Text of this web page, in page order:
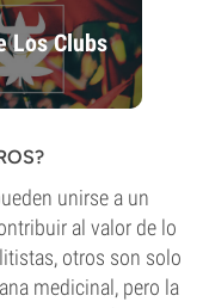
Los Clubs
unirse a un
al valor de lo
otros son solo
medicinal, pero la